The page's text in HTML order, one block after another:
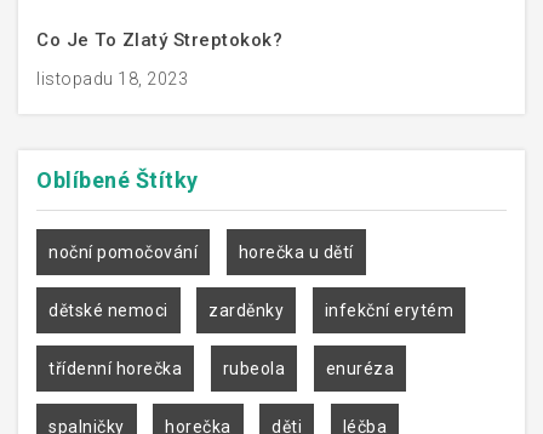
Co Je To Zlatý Streptokok?
listopadu 18, 2023
Oblíbené Štítky
noční pomočování horečka u dětí
dětské nemoci zarděnky infekční erytém
třídenní horečka rubeola enuréza
spalničky horečka děti léčba